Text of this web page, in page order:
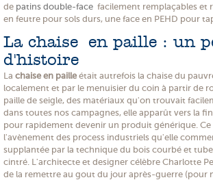
de patins double-face facilement remplaçables et
en feutre pour sols durs, une face en PEHD pour
La chaise en paille : un
d'histoire
La chaise en paille était autrefois la chaise du
localement et par le menuisier du coin à partir de
paille de seigle, des matériaux qu'on trouvait
dans toutes nos campagnes, elle apparût vers la
pour rapidement devenir un produit générique.
l'avènement des process industriels qu'elle
supplantée par la technique du bois courbé et
cintré. L'architecte et designer célèbre Charlotte
de la remettre au gout du jour après-guerre (pour